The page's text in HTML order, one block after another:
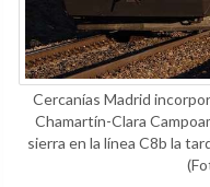
Cercanías Madrid
Chamartín-Clara
sierra en la línea C8b la